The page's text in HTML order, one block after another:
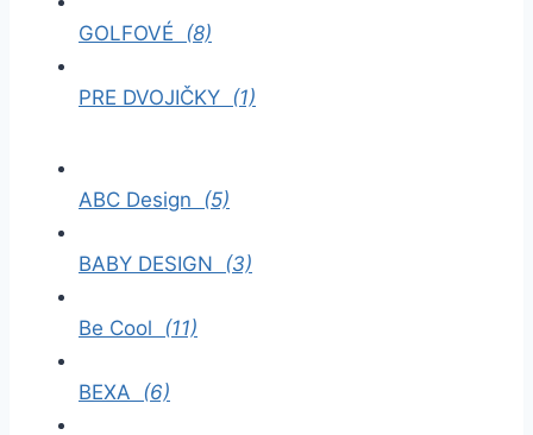
GOLFOVÉ (8)
PRE DVOJIČKY (1)
ABC Design (5)
BABY DESIGN (3)
Be Cool (11)
BEXA (6)